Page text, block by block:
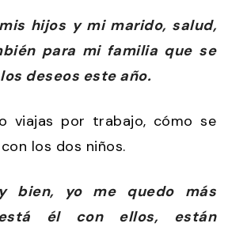
hijos y mi marido, salud,
para mi familia que se
deseos este año.
viajas por trabajo, cómo se
los dos niños.
bien, yo me quedo más
él con ellos, están